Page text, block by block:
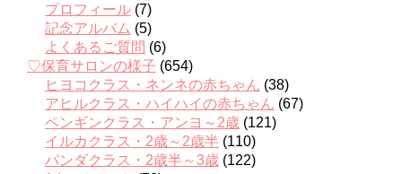
プロフィール (7)
記念アルバム (5)
よくあるご質問 (6)
♡保育サロンの様子 (654)
ヒヨコクラス・ネンネの赤ちゃん (38)
アヒルクラス・ハイハイの赤ちゃん (67)
ペンギンクラス・アンヨ～2歳 (121)
イルカクラス・2歳～2歳半 (110)
パンダクラス・2歳半～3歳 (122)